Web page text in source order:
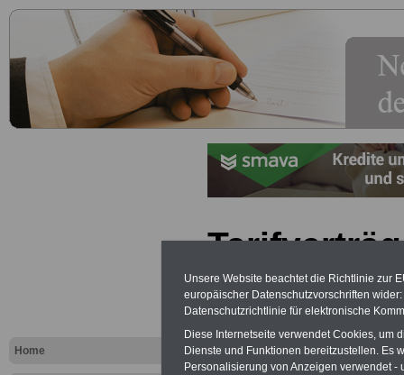
Home
inkl.
Der
Unsere Website beachtet die Richtlinie zur
europäischer Datenschutzvorschriften
Datenschutzrichtlinie für elektronische
Diese Internetseite verwendet Cookies, um
Dienste und Funktionen bereitzustellen. Es
Personalisierung von Anzeigen verwendet